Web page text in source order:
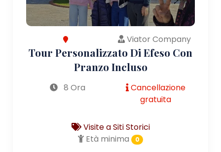
Viator Company
Tour Personalizzato Di Efeso Con
Pranzo Incluso
8 Ora
Cancellazione
gratuita
Visite a Siti Storici
Età minima
0